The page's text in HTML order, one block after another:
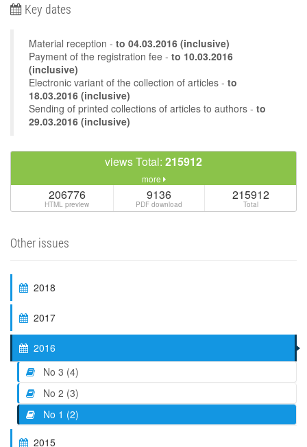
Key dates
Material reception - to 04.03.2016 (inclusive)
Payment of the registration fee - to 10.03.2016
(inclusive)
Electronic variant of the collection of articles - to
18.03.2016 (inclusive)
Sending of printed collections of articles to authors - to
29.03.2016 (inclusive)
views Total: 215912
more
206776
HTML preview
9136
PDF download
215912
Total
Other issues
2018
2017
2016
No 3 (4)
No 2 (3)
No 1 (2)
2015